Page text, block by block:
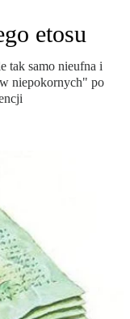
etosu
tak samo nieufna i
niepokornych" po